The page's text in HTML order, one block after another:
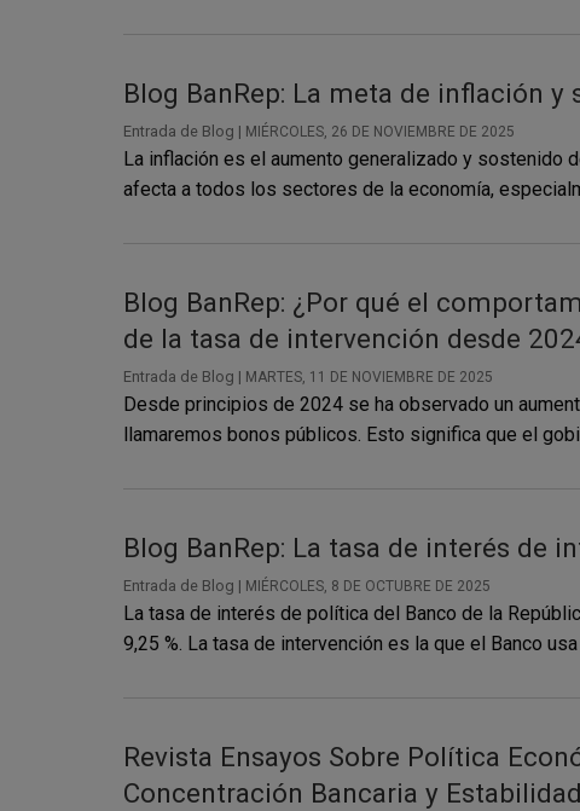
Blog BanRep: La meta de inflación
Entrada de Blog | MIÉRCOLES, 26 DE NOVIEMBRE DE 2025
La inflación es el aumento generalizado y sostenido
afecta a todos los sectores de la economía,
Blog BanRep: ¿Por qué el
de la tasa de intervención desde
Entrada de Blog | MARTES, 11 DE NOVIEMBRE DE 2025
Desde principios de 2024 se ha observado un
llamaremos bonos públicos. Esto significa que el
Blog BanRep: La tasa de interés de
Entrada de Blog | MIÉRCOLES, 8 DE OCTUBRE DE 2025
La tasa de interés de política del Banco de la
9,25 %. La tasa de intervención es la que el Banco
Revista Ensayos Sobre Política
Concentración Bancaria y